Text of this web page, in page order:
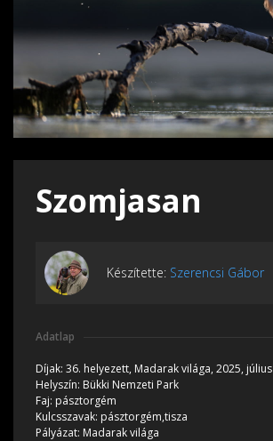
Szomjasan
Készítette: Szerencsi Gábor
Adatlap
Díjak: 36. helyezett, Madarak világa, 2025, július
Helyszín: Bükki Nemzeti Park
Faj: pásztorgém
Kulcsszavak: pásztorgém,tisza
Pályázat: Madarak világa